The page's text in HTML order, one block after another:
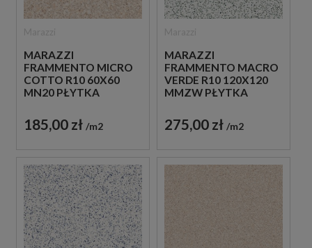
MARAZZI
FRAMMENTO MICRO
COTTO R10 60X60
MN20 PŁYTKA
BEŻOWYM KOLORZE
185,00 zł m2
MARAZZI
FRAMMENTO MACRO
VERDE R10 120X120
MMZW PŁYTKA
JASNOZIELONYM
KOLORZE
275,00 zł m2